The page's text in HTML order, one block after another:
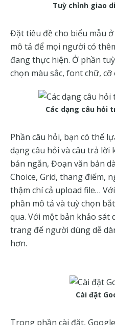
Tuỳ chỉnh giao
Đặt tiêu đề cho biểu mẫu
mô tả để mọi người có
đang thực hiện. Ở phần
chọn màu sắc, font chữ, cỡ
Các dạng câu hỏi
Phần câu hỏi, bạn có thể
dạng câu hỏi và câu trả lời
bản ngắn, Đoạn văn bản
Choice, Grid, thang điểm,
thậm chí cả upload file…
phần mô tả và tuỳ chọn
qua. Với một bản khảo sát
trang để người dùng dễ
hơn.
Cài đặt
Trong phần cài đặt,